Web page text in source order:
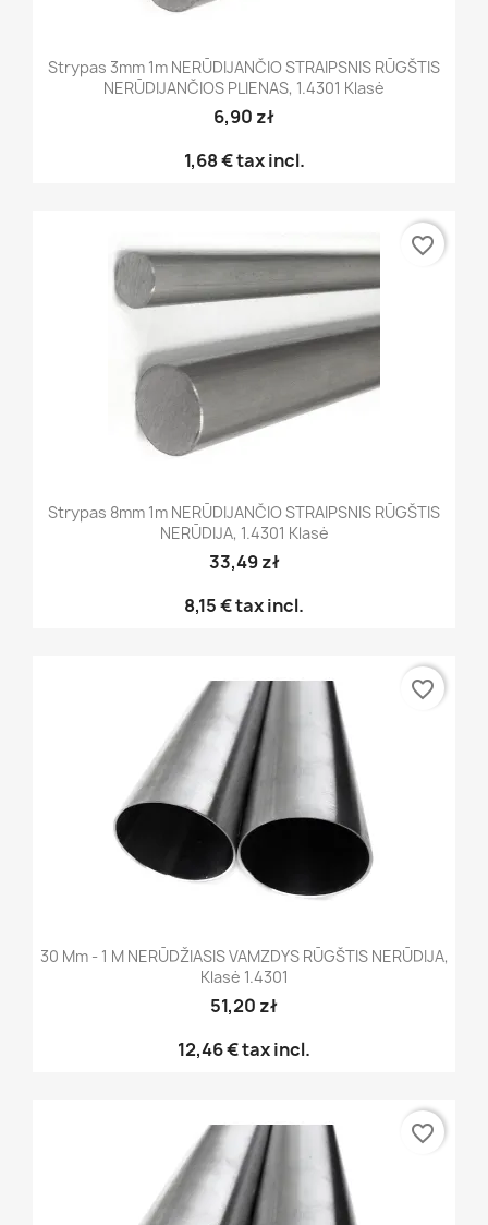
Strypas 3mm 1m NERŪDIJANČIO STRAIPSNIS RŪGŠTIS
NERŪDIJANČIOS PLIENAS, 1.4301 Klasė
6,90 zł
1,68 €tax incl.
Strypas 8mm 1m NERŪDIJANČIO STRAIPSNIS RŪGŠTIS
NERŪDIJA, 1.4301 Klasė
33,49 zł
8,15 €tax incl.
favorite_border
30 Mm - 1 M NERŪDŽIASIS VAMZDYS RŪGŠTIS NERŪDIJA,
Klasė 1.4301
51,20 zł
12,46 €tax incl.
favorite_border
favorite_border